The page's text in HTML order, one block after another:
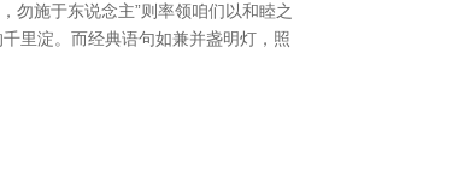
勿施于东说念主”则率领咱们以和睦之
里淀。而经典语句如兼并盏明灯，照